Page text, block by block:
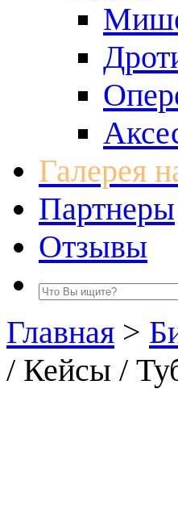
Галерея
Партнеры
Отзывы
Главная >
/ Кейсы /